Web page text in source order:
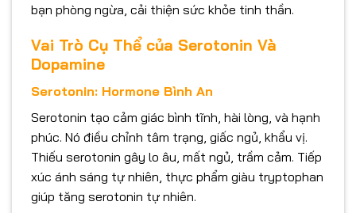
bạn phòng ngừa, cải thiện sức khỏe tinh thần.
Vai Trò Cụ Thể của Serotonin Và
Dopamine
Serotonin: Hormone Bình An
Serotonin tạo cảm giác bình tĩnh, hài lòng, và hạnh
phúc. Nó điều chỉnh tâm trạng, giấc ngủ, khẩu vị.
Thiếu serotonin gây lo âu, mất ngủ, trầm cảm. Tiếp
xúc ánh sáng tự nhiên, thực phẩm giàu tryptophan
giúp tăng serotonin tự nhiên.